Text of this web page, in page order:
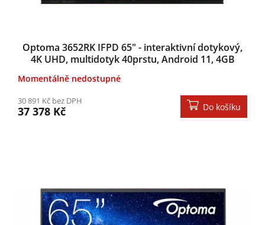
Optoma 3652RK IFPD 65" - interaktivní dotykový,
4K UHD, multidotyk 40prstu, Android 11, 4GB
Momentálně nedostupné
30 891 Kč bez DPH
37 378 Kč Do košíku